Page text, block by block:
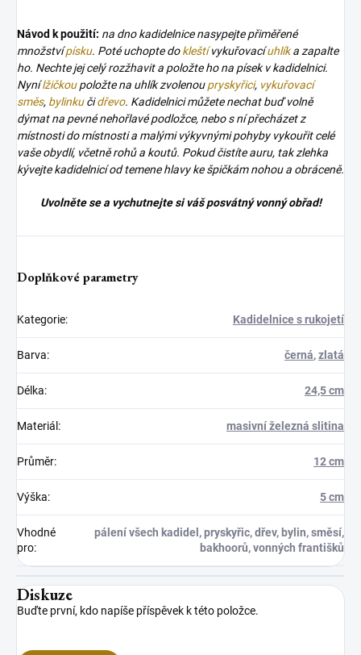
Návod k použití: na dno kadidelnice nasypejte přiměřené
množstvípísku. Poté uchopte dokleštívykuřovacíuhlíka zapalte
ho. Nechte jej celý rozžhavit a položte ho na písek v kadidelnici.
Nynílžičkoupoložte na uhlík zvolenoupryskyřici, vykuřovací
směs, bylinkučidřevo. Kadidelnici můžete nechat buď volně
dýmat na pevné nehořlavé podložce, nebo s ní přecházet z
místnosti do místnosti a malými výkyvnými pohyby vykouřit celé
vaše obydlí, včetně rohů a koutů. Pokud čistíte auru, tak zlehka
kývejte kadidelnicí od temene hlavy ke špičkám nohou a obráceně.
Uvolněte se a vychutnejte si váš posvátný vonný obřad!
Doplňkové parametry
Kategorie: Kadidelnice s rukojetí
Barva: černá,zlatá
Délka: 24,5 cm
Materiál : masivní železná slitina
Průměr: 12 cm
Výška: 5 cm
Vhodné
pro:
pálení všech kadidel, pryskyřic, dřev, bylin, směsí,
bakhoorů, vonných františků
Diskuze
Buďte první, kdo napíše příspěvek k této položce.